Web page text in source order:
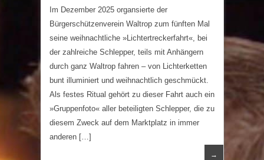
Im Dezember 2025 organsierte der
Bürgerschützenverein Waltrop zum fünften Mal
seine weihnachtliche »Lichtertreckerfahrt«, bei
der zahlreiche Schlepper, teils mit Anhängern
durch ganz Waltrop fahren – von Lichterketten
bunt illuminiert und weihnachtlich geschmückt.
Als festes Ritual gehört zu dieser Fahrt auch ein
»Gruppenfoto« aller beteiligten Schlepper, die zu
diesem Zweck auf dem Marktplatz in immer
anderen […]
→